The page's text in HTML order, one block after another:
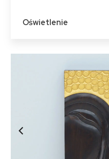
Oświetlenie